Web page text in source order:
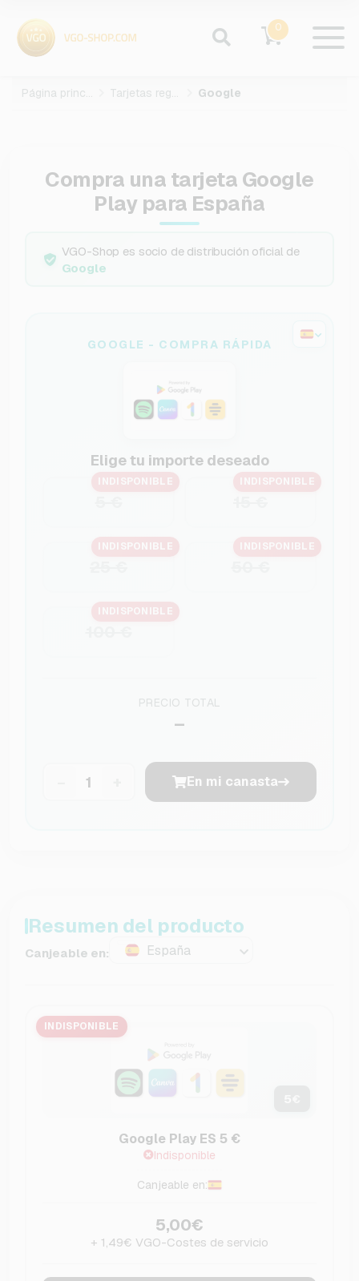
0
Página principal Tarjetas regalo Google
Compra una tarjeta Google
Play para España
VGO-Shop es socio de distribución oficial de
Google
GOOGLE - COMPRA RÁPIDA
Elige tu importe deseado
INDISPONIBLE INDISPONIBLE
INDISPONIBLE INDISPONIBLE
INDISPONIBLE
PRECIO TOTAL
–
En mi canasta
Resumen del producto
Canjeable en: España
INDISPONIBLE
Google Play ES 5 €
Indisponible
Canjeable en:
5,00€
+ 1,49€ VGO-Costes de servicio